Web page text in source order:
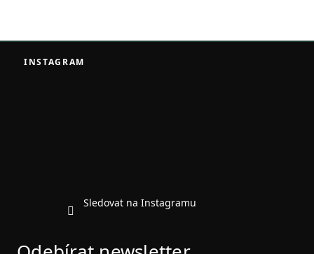
INSTAGRAM
Sledovat na Instagramu